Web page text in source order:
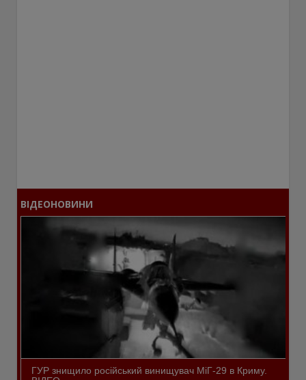
ВІДЕОНОВИНИ
ГУР знищило російський винищувач МіГ-29 в Криму.